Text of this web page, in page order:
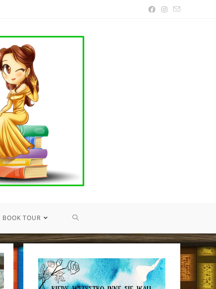
BOOK TOUR TOGGLE
SEARCH